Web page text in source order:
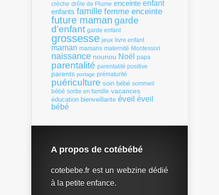
crèche drôle de Plume enceinte enfant
enfants famille femme enceinte
future maman garde
d'enfant garde enfant
grossesse jeux livre enfant
maman mamans maternité Montessori
naissance nounou Noël papa
parentalité parentalité positive
parents portage prématurité
puériculture soin bébé sommeil
bébé sortie en famille vacances
éducation bienveillante éveil éveil
bébé
A propos de cotébébé
cotebebe.fr est un webzine dédié
à la petite enfance.